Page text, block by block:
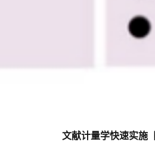
文献计量学快速实施